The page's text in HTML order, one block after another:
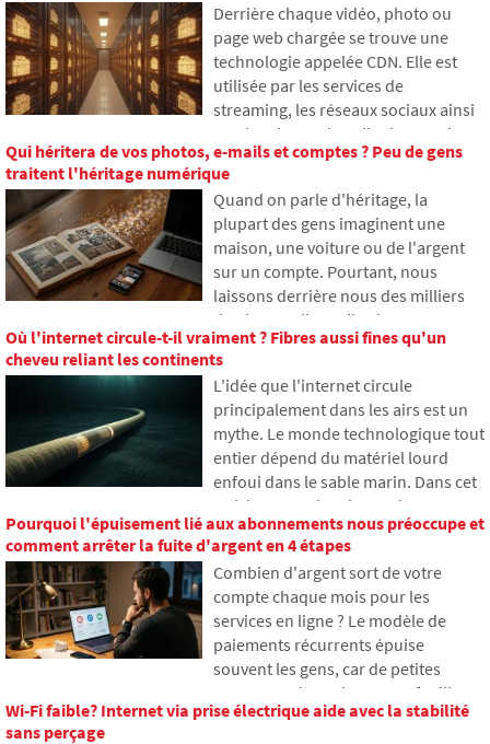
langage fonctionnent, pourquoi ils
génèrent parfois des réponses
fausses et comment les
développeurs tentent
progressivement de limiter ce
Derrière chaque vidéo, photo ou
page web chargée se trouve une
technologie appelée CDN. Elle est
utilisée par les services de
streaming, les réseaux sociaux ainsi
que les sites web ordinaires, mais
beaucoup n'en ont jamais entendu
parler. Dans cet article, nous
expliquerons ce que signifie cet
acronyme, comment il fonctionne,
pourquoi le contenu Internet est
stocké à différents endroits dans le
monde et pourquoi Internet ne peut
Qui héritera de vos photos, e-mails et comptes ? Peu de gens
traitent l'héritage numérique
Quand on parle d'héritage, la
plupart des gens imaginent une
maison, une voiture ou de l'argent
sur un compte. Pourtant, nous
laissons derrière nous des milliers
de photos, d'e-mails, de comptes sur
les réseaux sociaux ou des données
stockées dans le cloud. Que
deviennent-ils après la mort et qui y
aura accès ? Dans cet article, nous
examinons comment fonctionne
l'héritage numérique, pourquoi les
proches peuvent rencontrer des
comment organiser notre empreinte
en ligne dès aujourd'hui.
Où l'internet circule-t-il vraiment ? Fibres aussi fines qu'un
cheveu reliant les continents
L'idée que l'internet circule
principalement dans les airs est un
mythe. Le monde technologique tout
entier dépend du matériel lourd
enfoui dans le sable marin. Dans cet
article, nous aborderons la
technologie des câbles sous-marins.
Vous apprendrez comment
fonctionnent les fibres optiques, ce
qu'implique leur pose depuis des
navires et comment les profondeurs
océaniques sont devenues un
champ de bataille géopolitique.
Pourquoi l'épuisement lié aux abonnements nous préoccupe et
comment arrêter la fuite d'argent en 4 étapes
Combien d'argent sort de votre
compte chaque mois pour les
services en ligne ? Le modèle de
paiements récurrents épuise
souvent les gens, car de petites
sommes quittent leur portefeuille et
s'accumulent finalement en
Wi-Fi faible? Internet via prise électrique aide avec la stabilité
sans perçage